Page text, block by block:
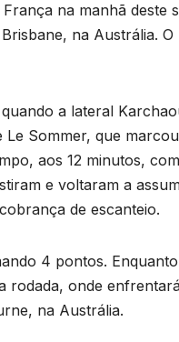
na manhã deste
na Austrália. O
a lateral
Sommer, que
aos 12 minutos,
e voltaram a
de escanteio.
4 pontos.
rodada, onde
na Austrália.